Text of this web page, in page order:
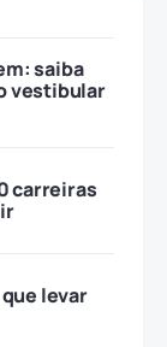
saiba
vestibular
carreiras
levar